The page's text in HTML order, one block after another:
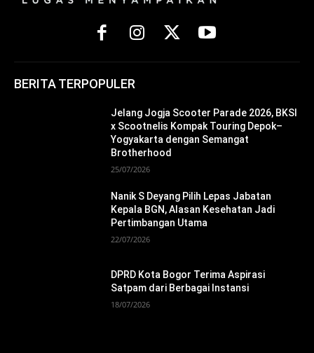
BERITA TERPOPULER
Jelang Jogja Scooter Parade 2026, BKSI
x Scootnelis Kompak Touring Depok–
Yogyakarta dengan Semangat
Brotherhood
25/07/2026
Nanik S Deyang Pilih Lepas Jabatan
Kepala BGN, Alasan Kesehatan Jadi
Pertimbangan Utama
22/07/2026
DPRD Kota Bogor Terima Aspirasi
Satpam dari Berbagai Instansi
18/07/2026